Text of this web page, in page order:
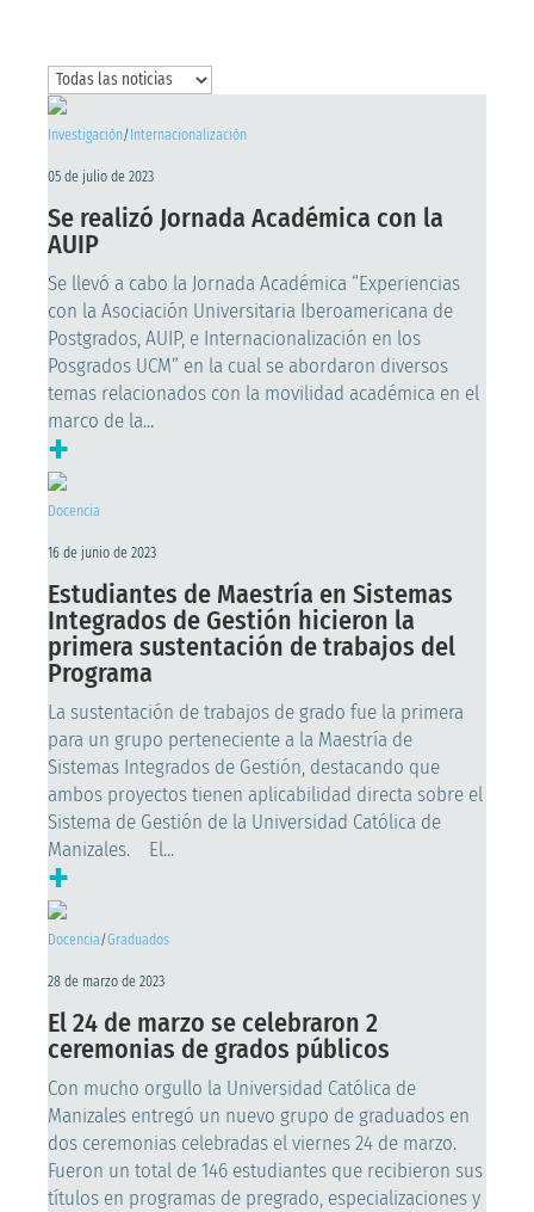
Investigación/ Internacionalización
05 de julio de 2023
Se realizó Jornada Académica con la
AUIP
Se llevó a cabo la Jornada Académica “Experiencias
con la Asociación Universitaria Iberoamericana de
Postgrados, AUIP, e Internacionalización en los
Posgrados UCM” en la cual se abordaron diversos
temas relacionados con la movilidad académica en el
marco de la...
+
Docencia
16 de junio de 2023
Estudiantes de Maestría en Sistemas
Integrados de Gestión hicieron la
primera sustentación de trabajos del
Programa
La sustentación de trabajos de grado fue la primera
para un grupo perteneciente a la Maestría de
Sistemas Integrados de Gestión, destacando que
ambos proyectos tienen aplicabilidad directa sobre el
Sistema de Gestión de la Universidad Católica de
Manizales. El...
+
Docencia/Graduados
28 de marzo de 2023
El 24 de marzo se celebraron 2
ceremonias de grados públicos
Con mucho orgullo la Universidad Católica de
Manizales entregó un nuevo grupo de graduados en
dos ceremonias celebradas el viernes 24 de marzo.
Fueron un total de 146 estudiantes que recibieron sus
títulos en programas de pregrado, especializaciones y